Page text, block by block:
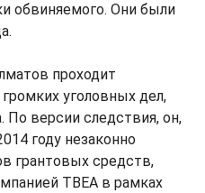
обвиняемого. Они были
проходит
уголовных дел,
версии следствия, он,
году незаконно
грантовых средств,
ТВЕА в рамках